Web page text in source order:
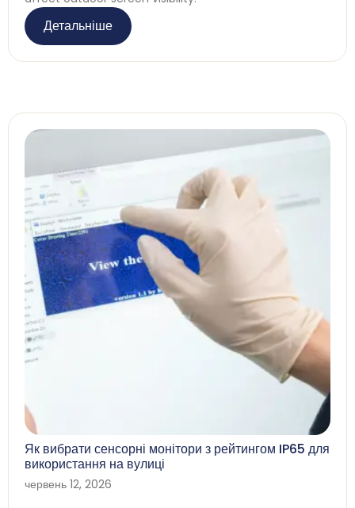
Детальніше
Як вибрати сенсорні монітори з рейтингом IP65 для
використання на вулиці
червень 12, 2026